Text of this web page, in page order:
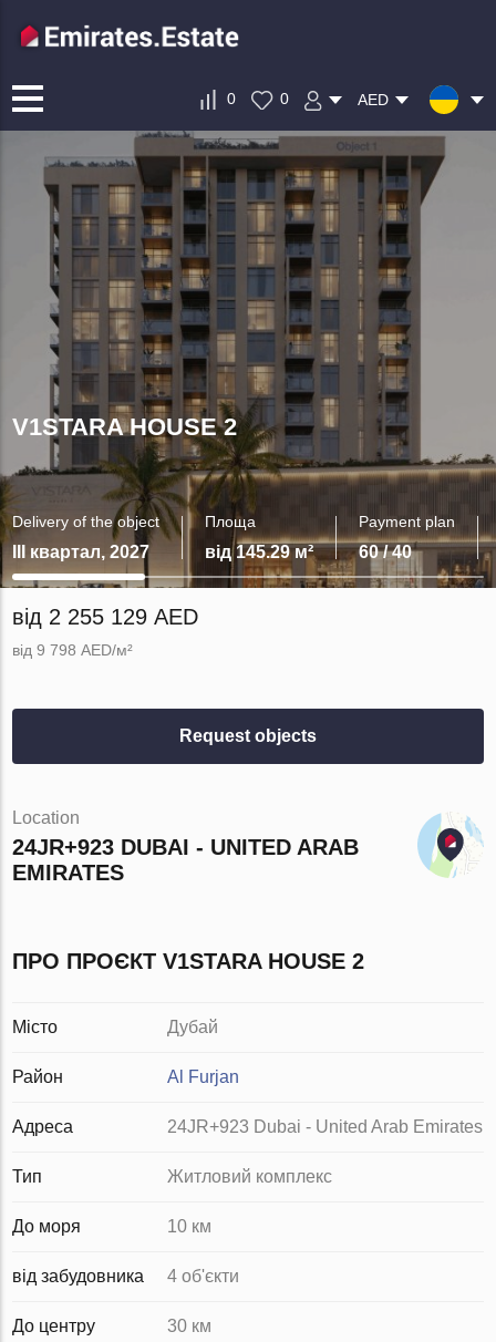
0 0 AED
V1STARA HOUSE 2
Delivery of the object
III квартал, 2027
Площа
від 145.29 м²
Payment plan
60 / 40
від 2 255 129 AED
від 9 798 AED/м²
Request objects
Location
24JR+923 DUBAI - UNITED ARAB
EMIRATES
ПРО ПРОЄКТ V1STARA HOUSE 2
Місто Дубай
Район Al Furjan
Адреса 24JR+923 Dubai - United Arab Emirates
Тип Житловий комплекс
До моря 10 км
від забудовника 4 об'єкти
До центру 30 км